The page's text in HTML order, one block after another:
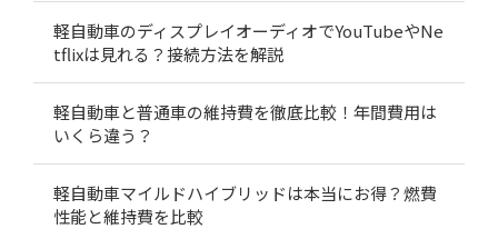
軽自動車のディスプレイオーディオでYouTubeやNe
tflixは見れる？接続方法を解説
軽自動車と普通車の維持費を徹底比較！年間費用は
いくら違う？
軽自動車マイルドハイブリッドは本当にお得？燃費
性能と維持費を比較